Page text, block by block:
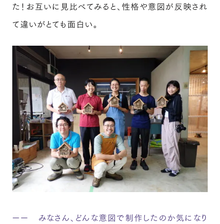
た！お互いに見比べてみると、性格や意図が反映され
て違いがとても面白い。
ーー みなさん、どんな意図で制作したのか気になり